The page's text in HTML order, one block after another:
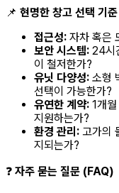
📌 현명한 창고 선택 기준
접근성: 자차 혹은
보안 시스템: 24시
이 철저한가?
유닛 다양성: 소형
선택이 가능한가?
유연한 계약: 1개
지원하는가?
환경 관리: 고가의
지되는가?
❓ 자주 묻는 질문 (FAQ)